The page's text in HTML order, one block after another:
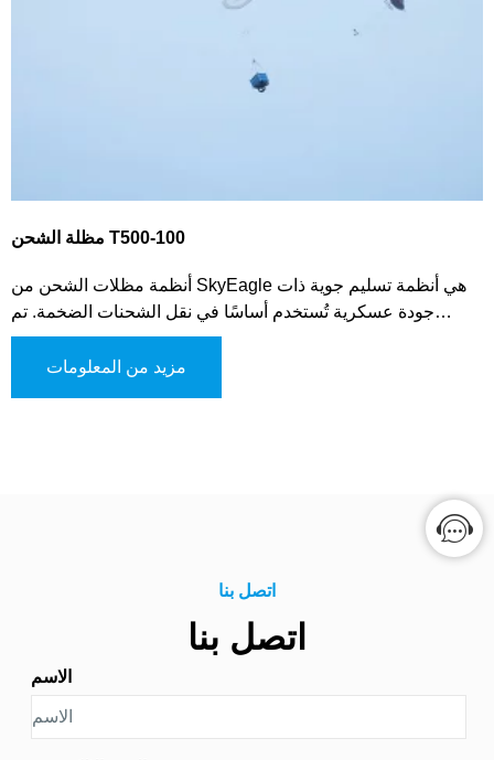
مظلة الشحن T500-100
أنظمة مظلات الشحن من SkyEagle هي أنظمة تسليم جوية ذات
جودة عسكرية تُستخدم أساسًا في نقل الشحنات الضخمة. تم
تصميمها لاستقرار وتبطيء الحمل أثناء الهبوط، مما يضمن تسليمًا
آمنًا وفعالًا من الطائرة. ومع ذلك، فإن نظام مظلات الشحن لدينا
مزيد من المعلومات
اتصل بنا
اتصل بنا
الاسم